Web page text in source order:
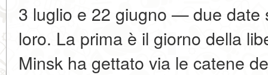
3 luglio e 22 giugno — due date
loro. La prima è il giorno della
Minsk ha gettato via le catene